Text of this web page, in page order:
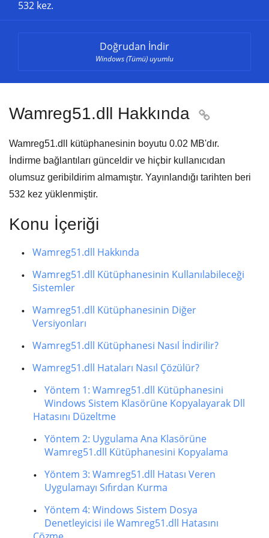
532 kez.
Doğrudan İndir
Windows (Tümü) uyumlu
Wamreg51.dll Hakkında 
Wamreg51.dll kütüphanesinin boyutu 0.02 MB'dır.
İndirme bağlantıları günceldir ve hiçbir kullanıcıdan
olumsuz geribildirim almamıştır. Yayınlandığı tarihten beri
532 kez yüklenmiştir.
Konu İçeriği
Wamreg51.dll Hakkında
Wamreg51.dll Kütüphanesinin Kullanılabileceği
Sistemler
Wamreg51.dll Kütüphanesinin Diğer
Versiyonları
Wamreg51.dll Kütüphanesi Nasıl İndirilir?
Wamreg51.dll Hataları Nasıl Çözülür?
Yöntem 1: Wamreg51.dll Kütüphanesini
Windows Sistem Klasörüne Kopyalayarak Dll
Hatasını Düzeltme
Yöntem 2: Uygulama Ana Klasörüne
Wamreg51.dll Kütüphanesini Kopyalama
Yöntem 3: Wamreg51.dll Hatası Veren
Uygulamayı Sıfırdan Kurma
Yöntem 4: Windows Sistem Dosya
Denetleyicisi ile Wamreg51.dll Hatasını